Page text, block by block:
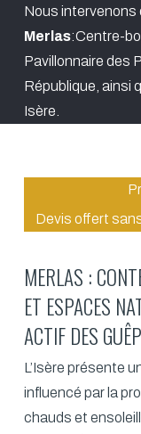
Nous
Merlas:Centre-
Pavillonnaire des
République, ainsi
Isère.
Devis offert
MERLAS :
ET ESPACES
ACTIF DES
L’Isère présente
influencé par la
chauds et